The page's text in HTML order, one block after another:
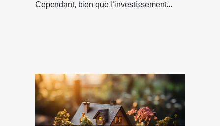
Cependant, bien que l’investissement...